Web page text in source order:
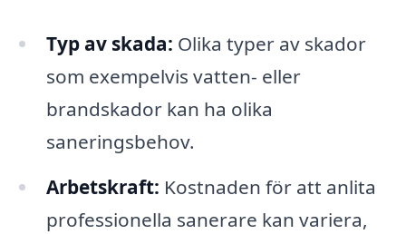
Typ av skada: Olika typer av skador
som exempelvis vatten- eller
brandskador kan ha olika
saneringsbehov.
Arbetskraft: Kostnaden för att anlita
professionella sanerare kan variera,